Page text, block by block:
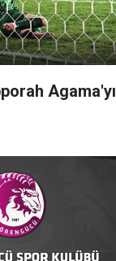
Agama'yı